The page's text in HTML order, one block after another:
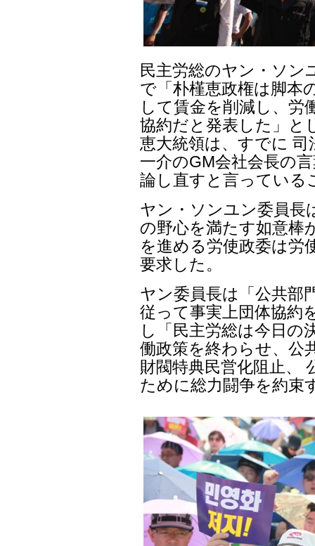
民主労総のヤン・ソン
で「朴槿恵政権は脚本
して賃金を削減し、労
協約だと発表した」と
恵大統領は、すでに
一介のGM会社会長の
論し直すと言っている
ヤン・ソンユン委員長
の野心を満たす如意棒
を進める労使政委は労
要求した。
ヤン委員長は「公共部
従って事実上団体協約
し「民主労総は今日の
働政策を終わらせ、公
財閥特典民営化阻止、
ために総力闘争を約束